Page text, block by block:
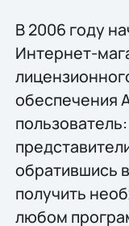
В 2006 году
Интернет-
обеспечения
обратившись
получить
любом